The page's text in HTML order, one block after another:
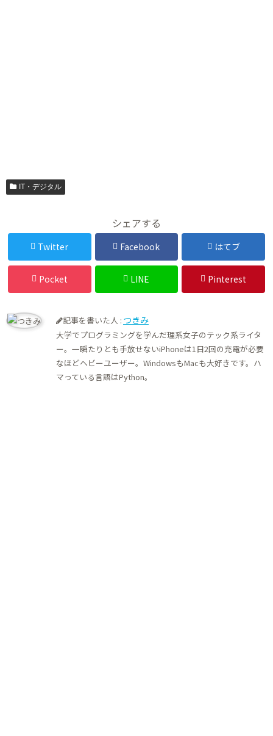
IT・デジタル
シェアする
Twitter Facebook はてブ
Pocket LINE Pinterest
記事を書いた人 : つきみ
大学でプログラミングを学んだ理系女子のテック系ライタ
ー。一瞬たりとも手放せないiPhoneは1日2回の充電が必要
なほどヘビーユーザー。WindowsもMacも大好きです。ハ
マっている言語はPython。